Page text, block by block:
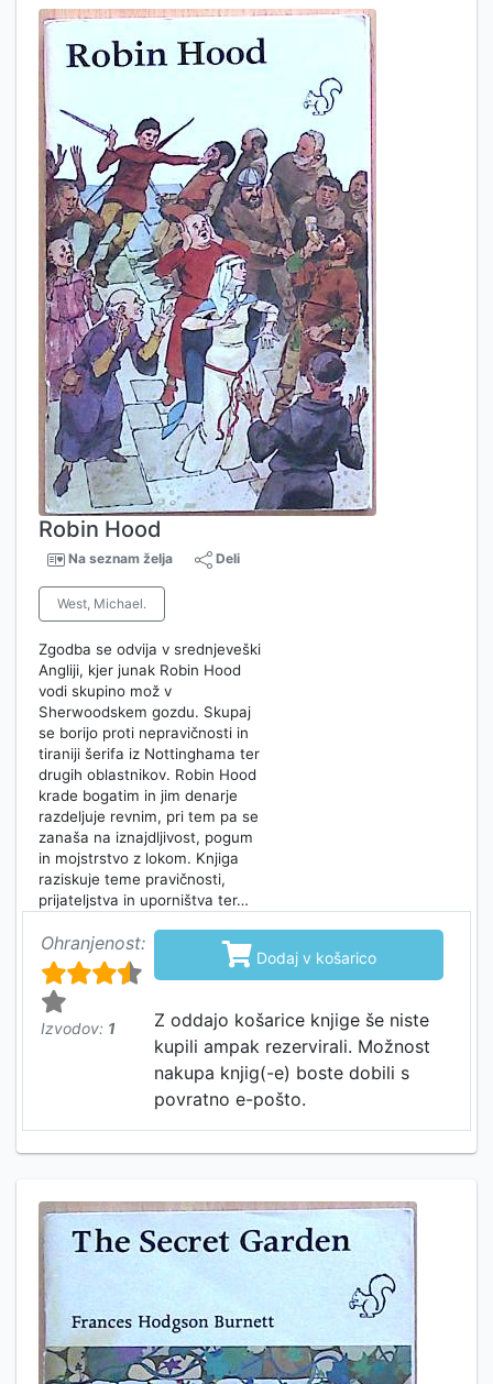
Robin Hood
Na seznam želja Deli
West, Michael.
Zgodba se odvija v srednjeveški
Angliji, kjer junak Robin Hood
vodi skupino mož v
Sherwoodskem gozdu. Skupaj
se borijo proti nepravičnosti in
tiraniji šerifa iz Nottinghama ter
drugih oblastnikov. Robin Hood
krade bogatim in jim denarje
razdeljuje revnim, pri tem pa se
zanaša na iznajdljivost, pogum
in mojstrstvo z lokom. Knjiga
raziskuje teme pravičnosti,
prijateljstva in uporništva ter…
Ohranjenost:
Izvodov: 1
 Dodaj v košarico
Z oddajo košarice knjige še niste
kupili ampak rezervirali. Možnost
nakupa knjig(-e) boste dobili s
povratno e-pošto.